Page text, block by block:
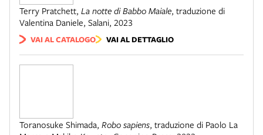
Terry Pratchett, La notte di Babbo Maiale, traduzione di
Valentina Daniele, Salani, 2023
VAI AL CATALOGO VAI AL DETTAGLIO
Toranosuke Shimada, Robo sapiens, traduzione di Paolo La